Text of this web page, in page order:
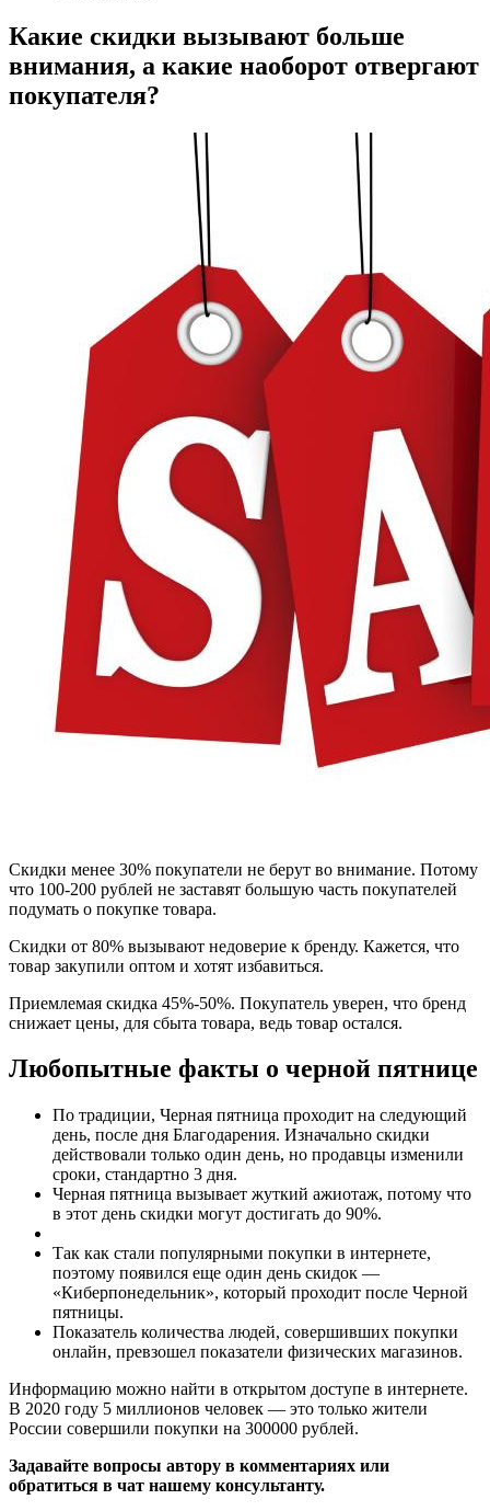
Какие скидки вызывают больше
внимания, а какие наоборот отвергают
покупателя?
Скидки менее 30% покупатели не берут во внимание. Потому
что 100-200 рублей не заставят большую часть покупателей
подумать о покупке товара.
Скидки от 80% вызывают недоверие к бренду. Кажется, что
товар закупили оптом и хотят избавиться.
Приемлемая скидка 45%-50%. Покупатель уверен, что бренд
снижает цены, для сбыта товара, ведь товар остался.
Любопытные факты о черной пятнице
По традиции, Черная пятница проходит на следующий
день, после дня Благодарения. Изначально скидки
действовали только один день, но продавцы изменили
сроки, стандартно 3 дня.
Черная пятница вызывает жуткий ажиотаж, потому что
в этот день скидки могут достигать до 90%.
Так как стали популярными покупки в интернете,
поэтому появился еще один день скидок —
«Киберпонедельник», который проходит после Черной
пятницы.
Показатель количества людей, совершивших покупки
онлайн, превзошел показатели физических магазинов.
Информацию можно найти в открытом доступе в интернете.
В 2020 году 5 миллионов человек — это только жители
России совершили покупки на 300000 рублей.
Задавайте вопросы автору в комментариях или
обратиться в чат нашему консультанту.